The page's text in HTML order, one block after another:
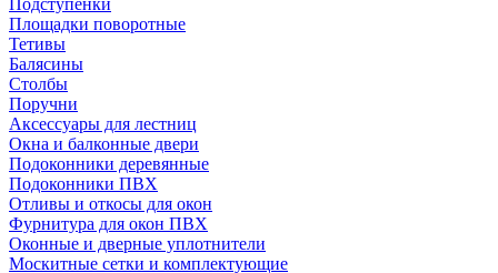
Подступенки
Площадки поворотные
Тетивы
Балясины
Столбы
Поручни
Аксессуары для лестниц
Окна и балконные двери
Подоконники деревянные
Подоконники ПВХ
Отливы и откосы для окон
Фурнитура для окон ПВХ
Оконные и дверные уплотнители
Москитные сетки и комплектующие